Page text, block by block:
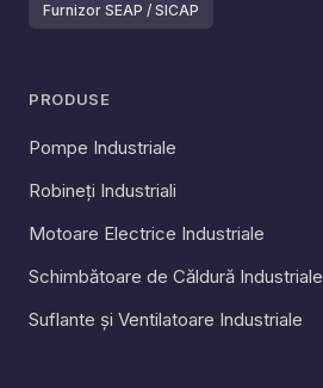
Furnizor SEAP / SICAP
PRODUSE
Pompe Industriale
Robineți Industriali
Motoare Electrice Industriale
Schimbătoare de Căldură Industriale
Suflante și Ventilatoare Industriale